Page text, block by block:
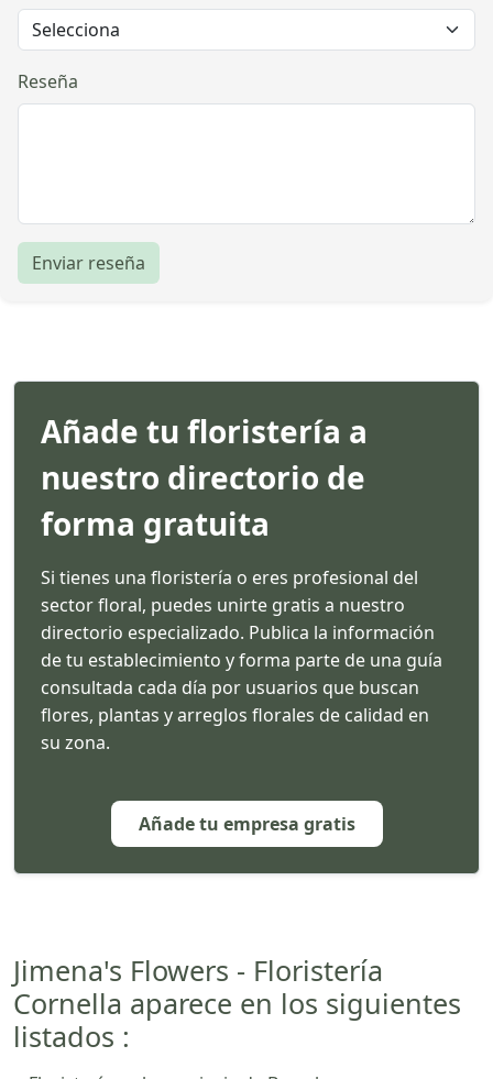
Reseña
Enviar reseña
Añade tu floristería a
nuestro directorio de
forma gratuita
Si tienes una floristería o eres profesional del
sector floral, puedes unirte gratis a nuestro
directorio especializado. Publica la información
de tu establecimiento y forma parte de una guía
consultada cada día por usuarios que buscan
flores, plantas y arreglos florales de calidad en
su zona.
Añade tu empresa gratis
Jimena's Flowers - Floristería
Cornella aparece en los siguientes
listados :